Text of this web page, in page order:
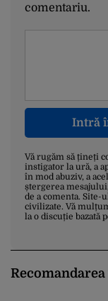
comentariu.
Intră
Vă rugăm să țineți
instigator la ură, a
în mod abuziv, a
ștergerea
de a comenta. Site-
civilizate. Vă
la o discuție bazată